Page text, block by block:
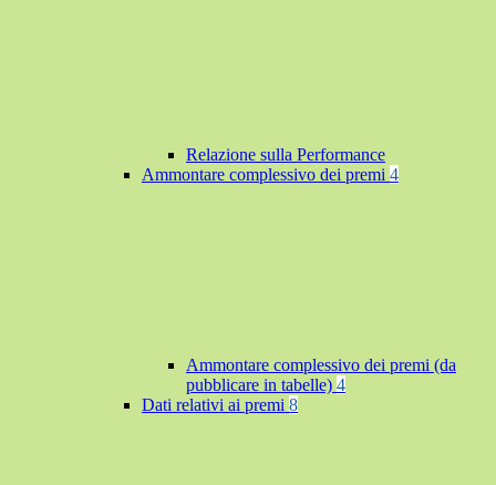
Relazione sulla Performance
Ammontare complessivo dei premi 4
Ammontare complessivo dei premi (da
pubblicare in tabelle) 4
Dati relativi ai premi 8